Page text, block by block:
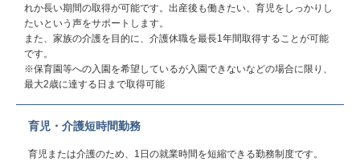
れか長い期間の取得が可能です。出産後も働きたい、育児をしっかりし
たいという声をサポートします。
また、家族の介護を目的に、介護休職を最長1年間取得することが可能
です。
※保育園等への入園を希望しているが入園できないなどの場合に限り、
最大2歳に達する日まで取得可能
育児・介護短時間勤務
育児または介護のため、1日の就業時間を短縮できる勤務制度です。